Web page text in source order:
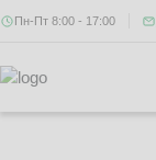
Пн-Пт 8:00 - 17:00